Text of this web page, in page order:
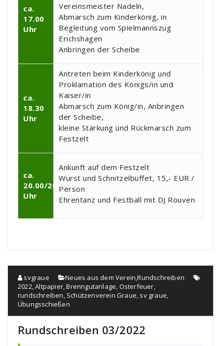
ca.
17.00
Uhr
Vereinsmeister Nadeln,
Abmarsch zum Kinderkönig, in
Begleitung vom Spielmannszug
Erichshagen
Anbringen der Scheibe
ca.
18.30
Uhr
Antreten beim Kinderkönig und
Proklamation des Königs/in und
Kaiser/in
Abmarsch zum König/in, Anbringen
der Scheibe,
kleine Stärkung und Rückmarsch zum
Festzelt
ca.
20.00/20.30
Uhr
Ankunft auf dem Festzelt
Wurst und Schnitzelbüffet, 15,- EUR /
Person
Ehrentanz und Festball mit DJ Rouven
svgraue Neues aus dem Verein,Rundschreiben
2022,Altpapier,Brenngutanlage, Osterfeuer,
rundschreiben, Schützenverein Graue, sv graue,
Übungsschießen
Rundschreiben 03/2022